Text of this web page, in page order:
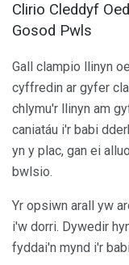
Clirio Cleddyf
Gosod Pwls
Gall clampio llinyn
cyffredin ar gyfer
chlymu'r llinyn am
caniatáu i'r babi
yn y plac, gan ei
bwlsio.
Yr opsiwn arall yw
i'w dorri. Dywedir
fyddai'n mynd i'r